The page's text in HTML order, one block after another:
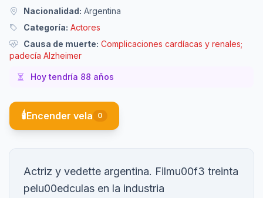
Nacionalidad: Argentina
Categoría: Actores
Causa de muerte: Complicaciones cardíacas y renales;
padecía Alzheimer
Hoy tendría 88 años
🕯️Encender vela 0
Actriz y vedette argentina. Filmu00f3 treinta
pelu00edculas en la industria